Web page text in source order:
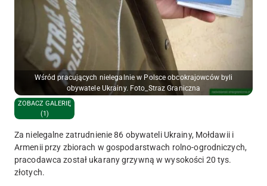
Wśród pracujących nielegalnie w Polsce obcokrajowców byli
obywatele Ukrainy. Foto_Straz Graniczna
ZOBACZ GALERIĘ
(1)
Za nielegalne zatrudnienie 86 obywateli Ukrainy, Mołdawii i
Armenii przy zbiorach w gospodarstwach rolno-ogrodniczych,
pracodawca został ukarany grzywną w wysokości 20 tys.
złotych.